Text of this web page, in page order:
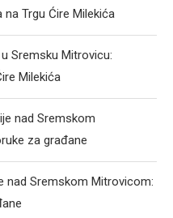
Trgu Ćire Milekića
Sremsku Mitrovicu:
Milekića
nad Sremskom
za građane
nad Sremskom Mitrovicom: